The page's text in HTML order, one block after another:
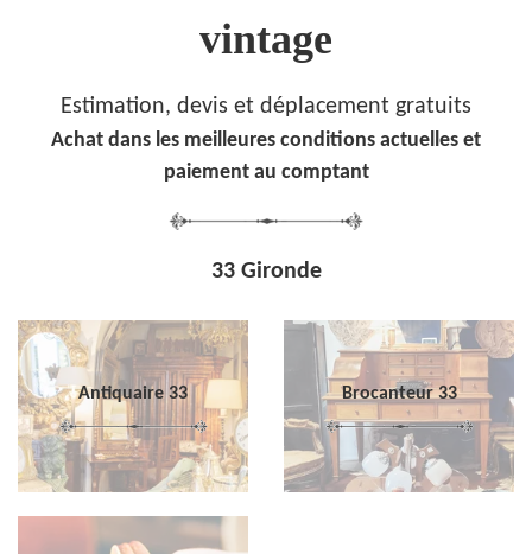
vintage
Estimation, devis et déplacement gratuits
Achat dans les meilleures conditions actuelles et
paiement au comptant
33 Gironde
Antiquaire 33 Brocanteur 33